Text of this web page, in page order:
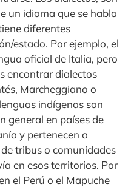
un idioma que se habla
diferentes
estado. Por ejemplo, el
oficial de Italia, pero
encontrar dialectos
Marcheggiano o
indígenas son
general en países de
y pertenecen a
tribus o comunidades
en esos territorios. Por
el Perú o el Mapuche